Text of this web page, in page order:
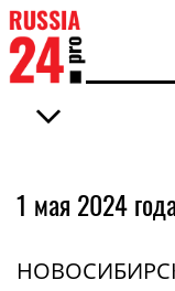
1 мая 2024